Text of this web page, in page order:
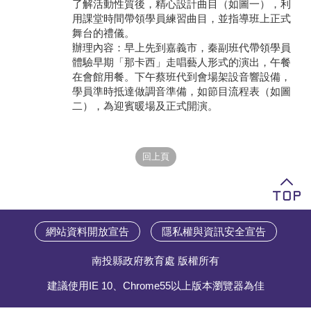
了解活動性質後，精心設計曲目（如圖一），利
用課堂時間帶領學員練習曲目，並指導班上正式
舞台的禮儀。
辦理內容：早上先到嘉義市，秦副班代帶領學員
體驗早期「那卡西」走唱藝人形式的演出，午餐
在會館用餐。下午蔡班代到會場架設音響設備，
學員準時抵達做調音準備，如節目流程表（如圖
二），為迎賓暖場及正式開演。
網站資料開放宣告 隱私權與資訊安全宣告
南投縣政府教育處 版權所有
建議使用IE 10、Chrome55以上版本瀏覽器為佳